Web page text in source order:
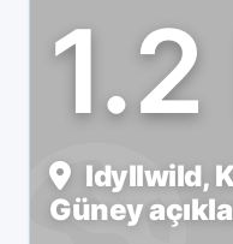
Idyllwild,
Güney